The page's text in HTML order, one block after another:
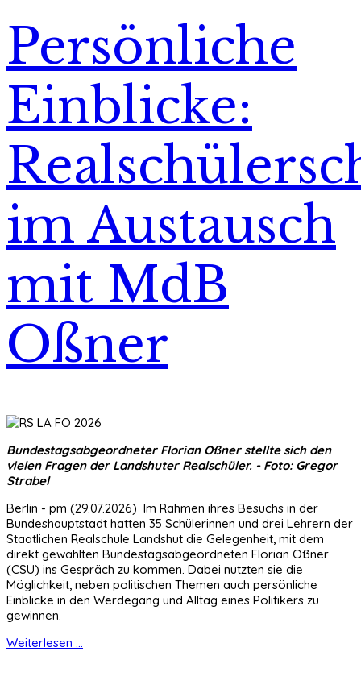
Persönliche
Einblicke:
im Austausch
mit MdB
Oßner
Bundestagsabgeordneter Florian Oßner stellte sich den
vielen Fragen der Landshuter Realschüler. - Foto: Gregor
Strabel
Berlin - pm (29.07.2026) Im Rahmen ihres Besuchs in der
Bundeshauptstadt hatten 35 Schülerinnen und drei Lehrern der
Staatlichen Realschule Landshut die Gelegenheit, mit dem
direkt gewählten Bundestagsabgeordneten Florian Oßner
(CSU) ins Gespräch zu kommen. Dabei nutzten sie die
Möglichkeit, neben politischen Themen auch persönliche
Einblicke in den Werdegang und Alltag eines Politikers zu
gewinnen.
Weiterlesen ...